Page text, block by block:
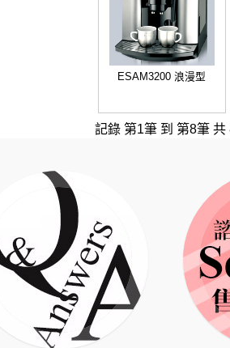
ESAM3200 浪漫型
記錄 第1筆 到 第8筆 共